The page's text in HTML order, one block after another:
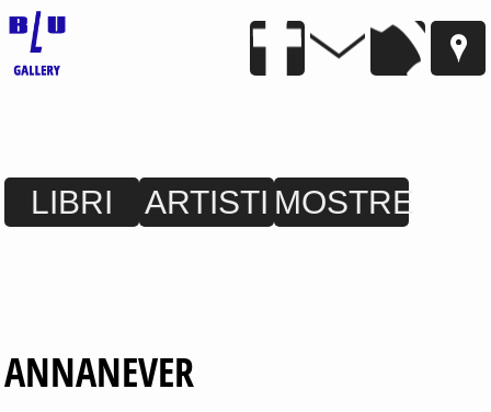
LIBRI ARTISTI MOSTRE
ANNANEVER